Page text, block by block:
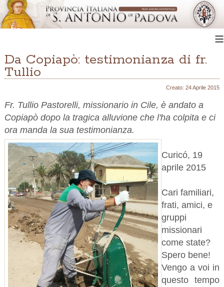
≡
Da Copiapò: testimonianza di fr.
Tullio
Creato: 24 Aprile 2015
Fr. Tullio Pastorelli, missionario in Cile, è andato a
Copiapò dopo la tragica alluvione che l'ha colpita e ci
ora manda la sua testimonianza.
Curicó, 19
aprile 2015
Cari familiari,
frati, amici, e
gruppi
missionari
come state?
Spero bene!
Vengo a voi in
questo tempo